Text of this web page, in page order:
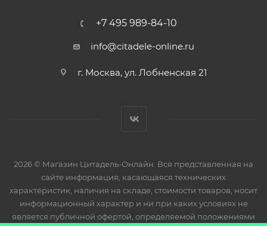
+7 495 989-84-10
info@citadele-online.ru
г. Москва, ул. Лобненская 21
2026 © Магазин Цитадель-Онлайн. Вся представленная на
сайте информация, касающаяся технических
характеристик, наличия на складе, стоимости товаров, носит
информационный характер и ни при каких условиях не
является публичной офертой, определяемой положениями